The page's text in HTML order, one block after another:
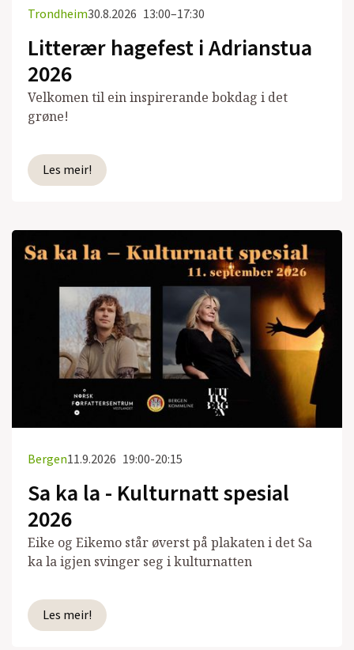
Trondheim30.8.2026 13:00–17:30
Litterær hagefest i Adrianstua
2026
Velkomen til ein inspirerande bokdag i det
grøne!
Les meir!
Bergen11.9.2026 19:00-20:15
Sa ka la - Kulturnatt spesial
2026
Eike og Eikemo står øverst på plakaten i det Sa
ka la igjen svinger seg i kulturnatten
Les meir!